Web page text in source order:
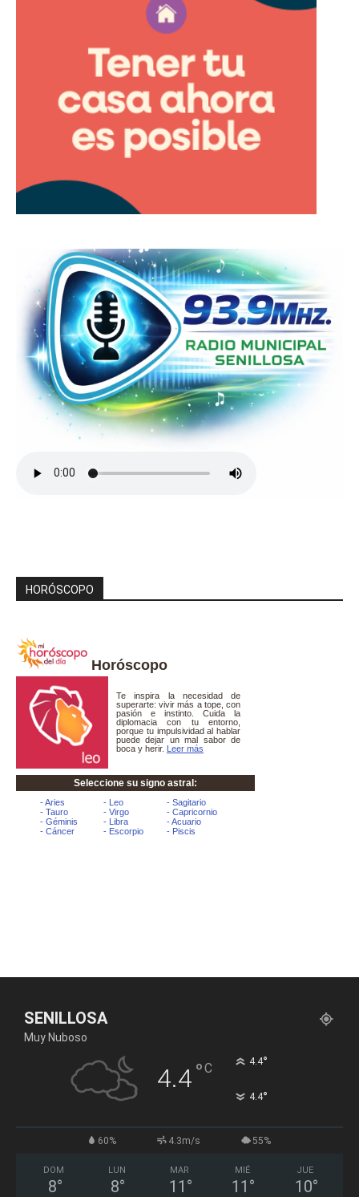
HORÓSCOPO
Horóscopo
SENILLOSA
Muy Nuboso
4.4°C 4.4°
4.4°
60% 4.3m/s 55%
DOM
8°
LUN
8°
MAR
11 °
MIÉ
11 °
JUE
10°